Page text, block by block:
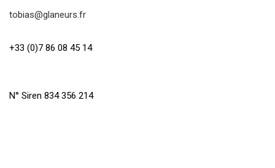
tobias@glaneurs.fr
+33 (0)7 86 08 45 14
N° Siren 834 356 214